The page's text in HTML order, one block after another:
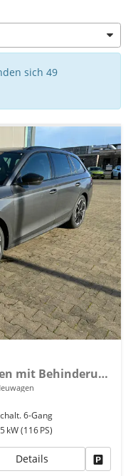
sich 49
Essence Angebot f. Menschen mit Behinderung ab 50 %! 1.5 TSI 115PS, 2-Zonen-Climatronic, Parksensoren hinten, Radio 10"/Bluetooth/DAB, Tempomat, LED-Scheinwerfer, M-Lederlenkrad, Dachreling, 8x Airbags
6-Gang
kW (116 PS)
Details